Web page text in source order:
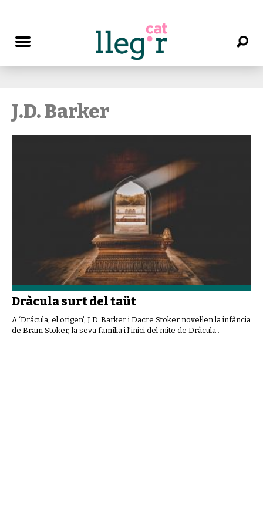
J.D. Barker
Dràcula surt del taüt
A ‘Drácula, el origen’, J.D. Barker i Dacre Stoker novel·len la infància
de Bram Stoker, la seva família i l’inici del mite de Dràcula .